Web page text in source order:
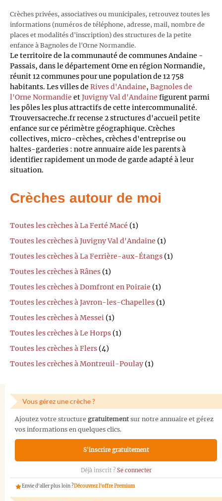
Crèches privées, associatives ou municipales, retrouvez toutes les
informations (numéros de téléphone, adresse, mail, nombre de
places et modalités d'inscription) des structures de la petite
enfance à Bagnoles de l'Orne Normandie.
Le territoire de la communauté de communes Andaine -
Passais, dans le département Orne en région Normandie,
réunit 12 communes pour une population de 12 758
habitants. Les villes de Rives d'Andaine, Bagnoles de
l'Orne Normandie etJuvigny Val d'Andaine figurent parmi
les pôles les plus attractifs de cette intercommunalité.
Trouversacreche.fr recense 2 structures d'accueil petite
enfance sur ce périmètre géographique. Crèches
collectives, micro-crèches, crèches d'entreprise ou
haltes-garderies : notre annuaire aide les parents à
identifier rapidement un mode de garde adapté à leur
situation.
Crèches autour de moi
Toutes les crèches à La Ferté Macé (1)
Toutes les crèches à Juvigny Val d'Andaine (1)
Toutes les crèches à La Ferrière-aux-Étangs (1)
Toutes les crèches à Rânes (1)
Toutes les crèches à Domfront en Poiraie (1)
Toutes les crèches à Javron-les-Chapelles (1)
Toutes les crèches à Messei (1)
Toutes les crèches à Le Horps (1)
Toutes les crèches à Flers (4)
Toutes les crèches à Montreuil-Poulay (1)
Vous gérez une crèche ?
Ajoutez votre structure gratuitementsur notre annuaire et gérez
vos informations en quelques clics.
S'inscrire gratuitement
Déjà inscrit ? Se connecter
Envie d'aller plus loin ?Découvrez l'offre Premium